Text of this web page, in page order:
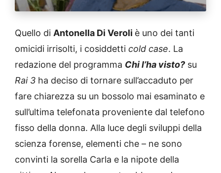
Quello di Antonella Di Veroli è uno dei tanti
omicidi irrisolti, i cosiddetti cold case. La
redazione del programma Chi l’ha visto? su
Rai 3 ha deciso di tornare sull’accaduto per
fare chiarezza su un bossolo mai esaminato e
sull’ultima telefonata proveniente dal telefono
fisso della donna. Alla luce degli sviluppi della
scienza forense, elementi che – ne sono
convinti la sorella Carla e la nipote della